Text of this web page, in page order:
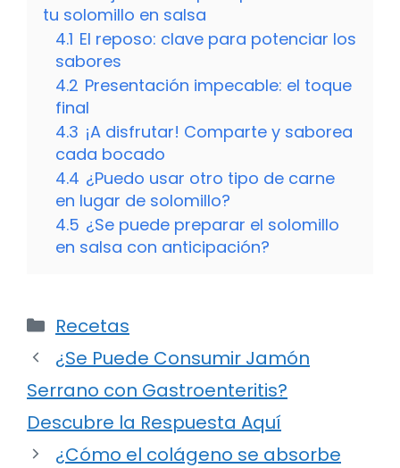
tu solomillo en salsa
4.1 El reposo: clave para potenciar los
sabores
4.2 Presentación impecable: el toque
final
4.3 ¡A disfrutar! Comparte y saborea
cada bocado
4.4 ¿Puedo usar otro tipo de carne
en lugar de solomillo?
4.5 ¿Se puede preparar el solomillo
en salsa con anticipación?
Categorías
Recetas
¿Se Puede Consumir Jamón
Serrano con Gastroenteritis?
Descubre la Respuesta Aquí
¿Cómo el colágeno se absorbe